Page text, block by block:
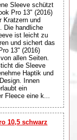
Sleeve schützt
Pro 13" (2016)
Kratzern und
Die handliche
ist leicht zu
und sichert das
13" (2016)
allen Seiten.
die Sleeve
Haptik und
Innen
ein
Fleece eine k...
10,5 schwarz